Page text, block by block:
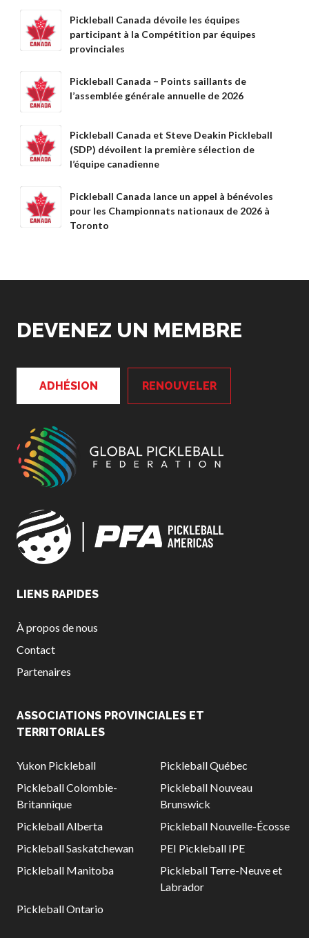
Pickleball Canada dévoile les équipes
participant à la Compétition par équipes
provinciales
Pickleball Canada – Points saillants de
l’assemblée générale annuelle de 2026
Pickleball Canada et Steve Deakin Pickleball
(SDP) dévoilent la première sélection de
l’équipe canadienne
Pickleball Canada lance un appel à bénévoles
pour les Championnats nationaux de 2026 à
Toronto
DEVENEZ UN MEMBRE
ADHÉSION RENOUVELER
LIENS RAPIDES
À propos de nous
Contact
Partenaires
ASSOCIATIONS PROVINCIALES ET
TERRITORIALES
Yukon Pickleball
Pickleball Québec
Pickleball Colombie-
Britannique
Pickleball Nouveau
Brunswick
Pickleball Alberta
Pickleball Nouvelle-Écosse
Pickleball Saskatchewan
PEI Pickleball IPE
Pickleball Manitoba
Pickleball Terre-Neuve et
Labrador
Pickleball Ontario